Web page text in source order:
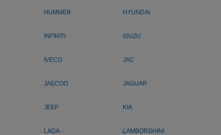
HUMMER HYUNDAI
INFINITI ISUZU
IVECO JAC
JAECOO JAGUAR
JEEP KIA
LADA LAMBORGHINI